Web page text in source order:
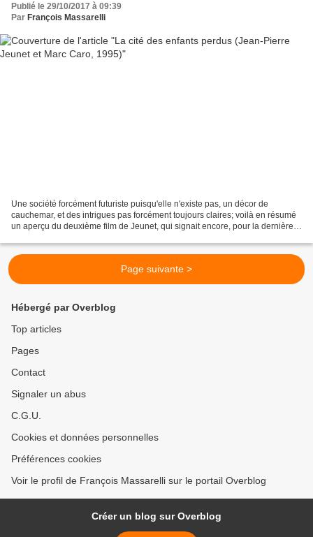
Publié le 29/10/2017 à 09:39
Par François Massarelli
Une société forcément futuriste puisqu'elle n'existe pas, un décor de
cauchemar, et des intrigues pas forcément toujours claires; voilà en résumé
un aperçu du deuxième film de Jeunet, qui signait encore, pour la dernière
Page suivante >
Hébergé par Overblog
Top articles
Pages
Contact
Signaler un abus
C.G.U.
Cookies et données personnelles
Préférences cookies
Voir le profil de François Massarelli sur le portail Overblog
Créer un blog sur Overblog